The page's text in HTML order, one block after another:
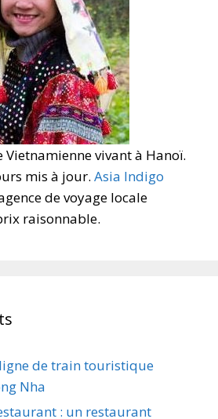
Vietnamienne vivant à Hanoï.
mis à jour. Asia Indigo
de voyage locale
raisonnable.
de train touristique
Nha
: un restaurant